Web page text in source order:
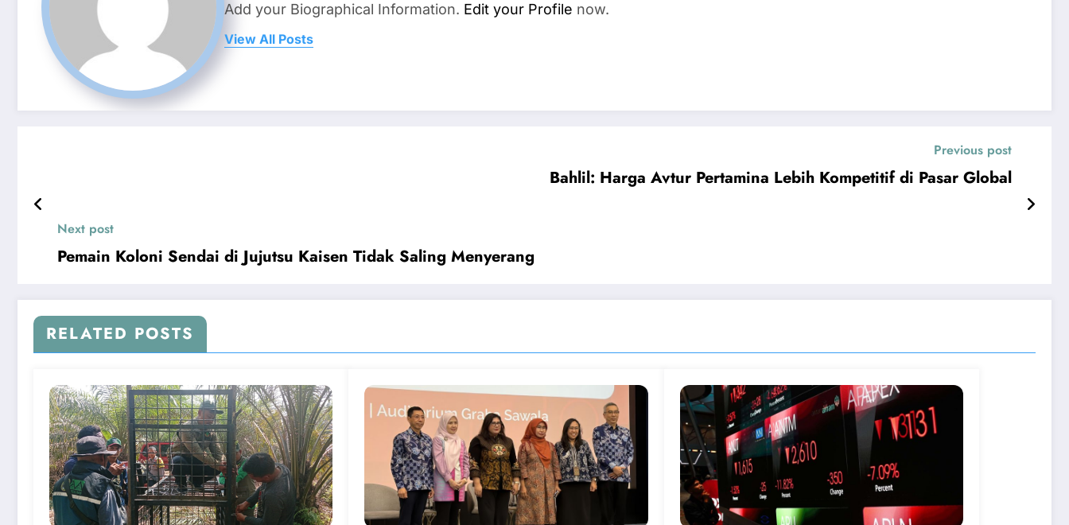
Add your Biographical Information. Edit your Profile now.
View All Posts
Previous post
Bahlil: Harga Avtur Pertamina Lebih Kompetitif di Pasar Global
Next post
Pemain Koloni Sendai di Jujutsu Kaisen Tidak Saling Menyerang
RELATED POSTS